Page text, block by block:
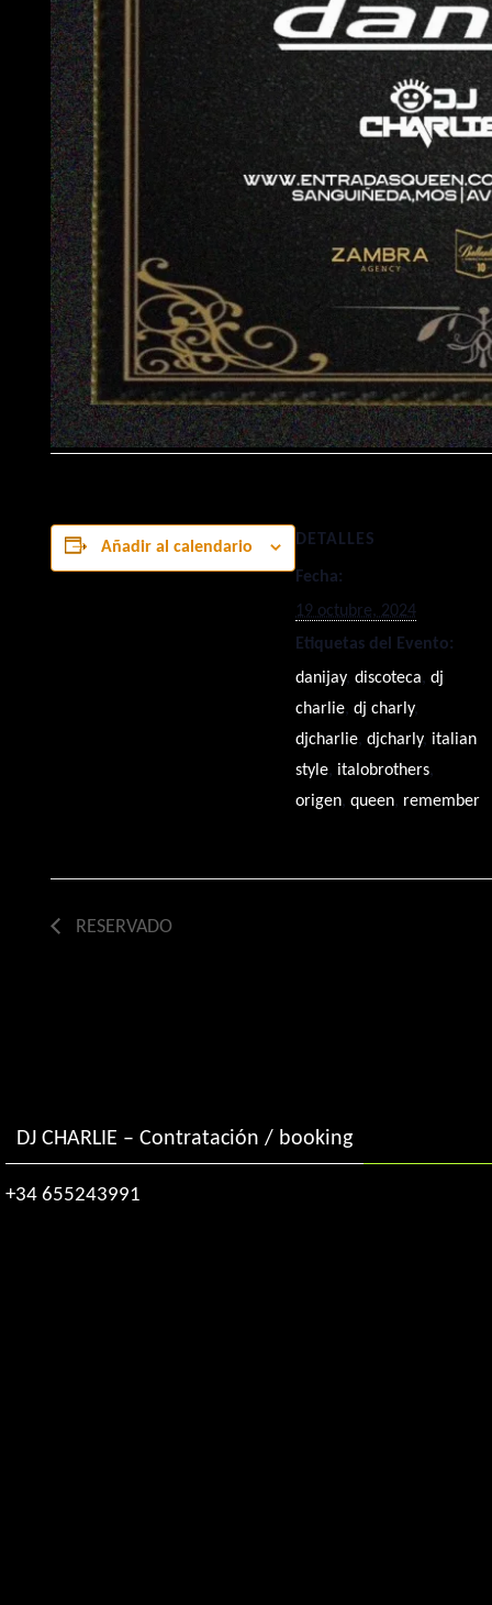
Añadir al calendario DETALLES
Fecha:
19 octubre, 2024
Etiquetas del Evento:
danijay, discoteca, dj
charlie, dj charly,
djcharlie, djcharly, italian
style, italobrothers,
origen, queen, remember
RESERVADO
DJ CHARLIE – Contratación / booking
+34 655243991